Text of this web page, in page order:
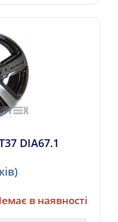
DIA67.1
в наявності